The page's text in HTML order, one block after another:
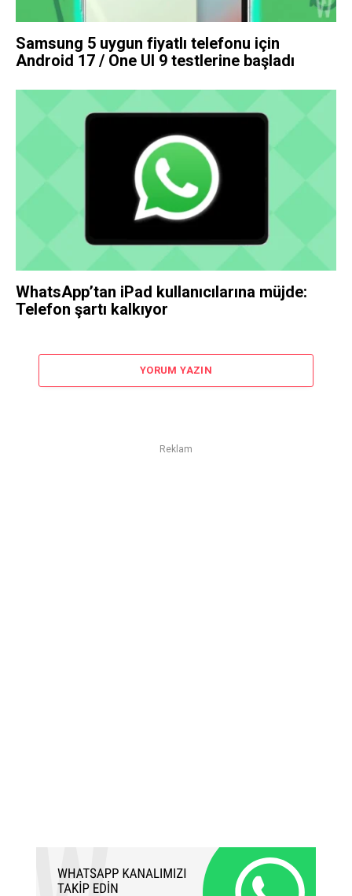
Samsung 5 uygun fiyatlı telefonu için
Android 17 / One UI 9 testlerine başladı
WhatsApp’tan iPad kullanıcılarına müjde:
Telefon şartı kalkıyor
YORUM YAZIN
Reklam